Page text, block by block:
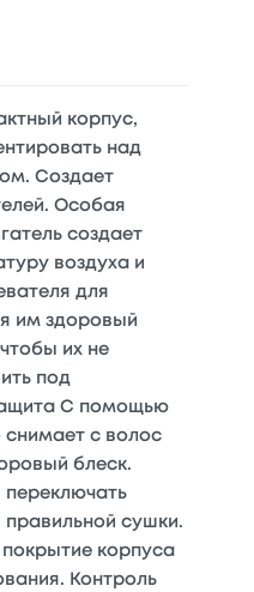
корпус,
над
Создает
Особая
создает
воздуха и
для
им здоровый
их не
под
С помощью
снимает с волос
блеск.
сушки.
корпуса
Контроль